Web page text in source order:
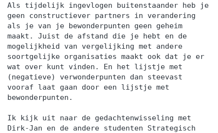
Als tijdelijk ingevlogen buitenstaander heb je
geen constructiever partners in verandering
als je van je bewonderpunten geen geheim
maakt. Juist de afstand die je hebt en de
mogelijkheid van vergelijking met andere
soortgelijke organisaties maakt ook dat je er
wat over kunt vinden. En het lijstje met
(negatieve) verwonderpunten dan steevast
vooraf laat gaan door een lijstje met
bewonderpunten.
Ik kijk uit naar de gedachtenwisseling met
Dirk-Jan en de andere studenten Strategisch